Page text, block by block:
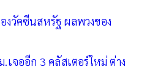
งวัคซีนสหรัฐ ผลพวงของ
เจออีก 3 คลัสเตอร์ใหม่ ต่าง